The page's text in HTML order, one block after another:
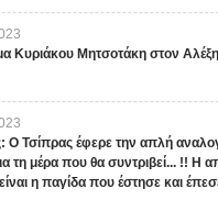
Κυριάκου Μητσοτάκη στον
Ο Τσίπρας έφερε την απλή
τη μέρα που θα συντριβεί... !! Η
η παγίδα που έστησε και